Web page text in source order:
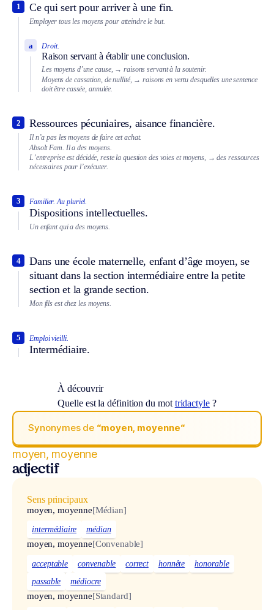
Ce qui sert pour arriver à une fin.
1
Employer tous les moyens pour atteindre le but.
Droit.
Raison servant à établir une conclusion.
a
Les moyens d’une cause, → raisons servant à la soutenir.
Moyens de cassation, de nullité, → raisons en vertu desquelles une sentence
doit être cassée, annulée.
Ressources pécuniaires, aisance financière.
2
Il n’a pas les moyens de faire cet achat.
Absolt Fam. Il a des moyens.
L’entreprise est décidée, reste la question des voies et moyens, → des ressources
nécessaires pour l’exécuter.
Familier. Au pluriel.
Dispositions intellectuelles.
3
Un enfant qui a des moyens.
Dans une école maternelle, enfant d’âge moyen, se
situant dans la section intermédiaire entre la petite
section et la grande section.
4
Mon fils est chez les moyens.
Emploi vieilli.
Intermédiaire.
5
À découvrir
Quelle est la définition du mot tridactyle?
Synonymes de “moyen, moyenne“
moyen, moyenne
adjectif
Sens principaux
moyen, moyenne[Médian]
intermédiaire médian
moyen, moyenne[Convenable]
acceptable convenable correct honnête
honorable
passable
médiocre
moyen, moyenne[Standard]